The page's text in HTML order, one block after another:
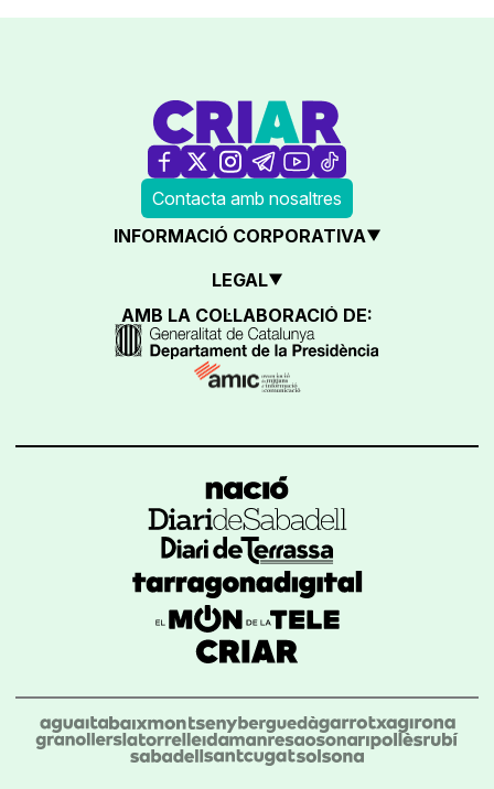
Contacta amb nosaltres
INFORMACIÓ CORPORATIVA
LEGAL
AMB LA COL·LABORACIÓ DE: